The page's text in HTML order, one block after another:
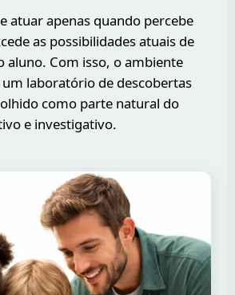
atuar apenas quando percebe
as possibilidades atuais de
aluno. Com isso, o ambiente
laboratório de descobertas
como parte natural do
e investigativo.